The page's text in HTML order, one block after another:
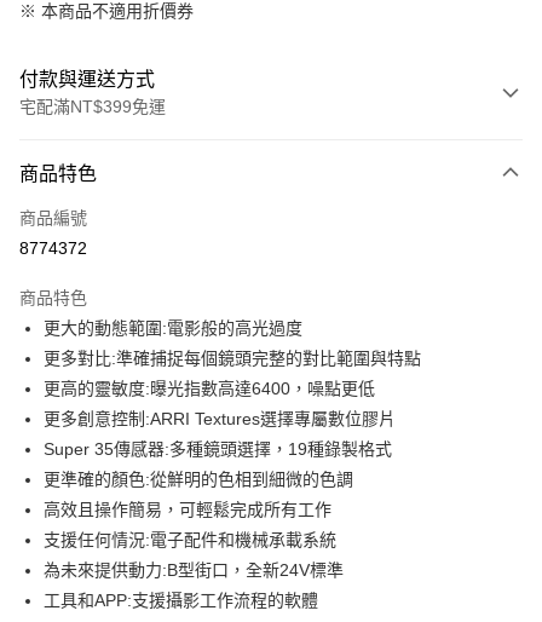
※ 本商品不適用折價券
付款與運送方式
宅配滿NT$399免運
信用卡一次付款
信用卡分期付款
合作金庫商業銀行
華南商業銀行
彰化商業銀行
上海商業儲蓄銀行
台北富邦商業銀行
國泰世華商業銀行
兆豐國際商業銀行
臺灣中小企業銀行
台中商業銀行
匯豐（台灣）商業銀行
華泰商業銀行
聯邦商業銀行
遠東國際商業銀行
元大商業銀行
永豐商業銀行
玉山商業銀行
星展（台灣）商業銀行
台新國際商業銀行
中國信託商業銀行
台灣樂天信用卡公司
6 期 0 利率 每期
華南商業銀行
彰化商業銀行
上海商業儲蓄銀行
台北富邦商業銀行
國泰世華商業銀行
兆豐國際商業銀行
臺灣中小企業銀行
台中商業銀行
匯豐（台灣）商業銀行
華泰商業銀行
聯邦商業銀行
遠東國際商業銀行
元大商業銀行
永豐商業銀行
玉山商業銀行
星展（台灣）商業銀行
台新國際商業銀行
中國信託商業銀行
台灣樂天信用卡公司
12 期 0 利率 每期NT$426,716
合作金庫商業銀行
第一商業銀行
上海商業儲蓄銀行
台北富邦商業銀行
國泰世華商業銀行
兆豐國際商業銀行
臺灣中小企業銀行
台中商業銀行
匯豐（台灣）商業銀行
華泰商業銀行
聯邦商業銀行
遠東國際商業銀行
元大商業銀行
永豐商業銀行
玉山商業銀行
星展（台灣）商業銀行
台新國際商業銀行
中國信託商業銀行
LINE Pay
Apple Pay
街口支付
悠遊付
Google Pay
全支付
商品特色
商品編號
8774372
商品特色
更大的動態範圍:電影般的高光過度
更多對比:準確捕捉每個鏡頭完整的對比範圍與特點
更高的靈敏度:曝光指數高達6400，噪點更低
更多創意控制:ARRI Textures選擇專屬數位膠片
Super 35傳感器:多種鏡頭選擇，19種錄製格式
更準確的顏色:從鮮明的色相到細微的色調
高效且操作簡易，可輕鬆完成所有工作
支援任何情況:電子配件和機械承載系統
為未來提供動力:B型街口，全新24V標準
工具和APP:支援攝影工作流程的軟體